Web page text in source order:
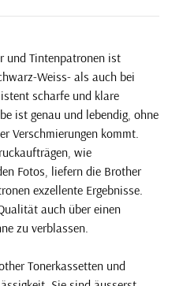
und Tintenpatronen ist
Weiss- als auch bei
scharfe und klare
ist genau und lebendig, ohne
Verschmierungen kommt.
wie
Fotos, liefern die Brother
exzellente Ergebnisse.
auch über einen
zu verblassen.
Tonerkassetten und